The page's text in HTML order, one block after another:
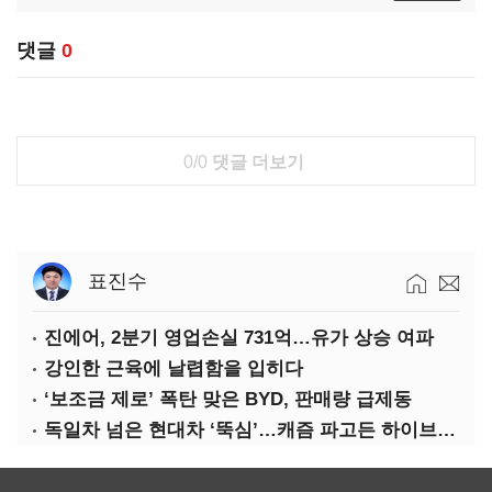
댓글 0
0/0 댓글 더보기
표진수
진에어, 2분기 영업손실 731억…유가 상승 여파
강인한 근육에 날렵함을 입히다
‘보조금 제로’ 폭탄 맞은 BYD, 판매량 급제동
독일차 넘은 현대차 ‘뚝심’…캐즘 파고든 하이브리드 역전극